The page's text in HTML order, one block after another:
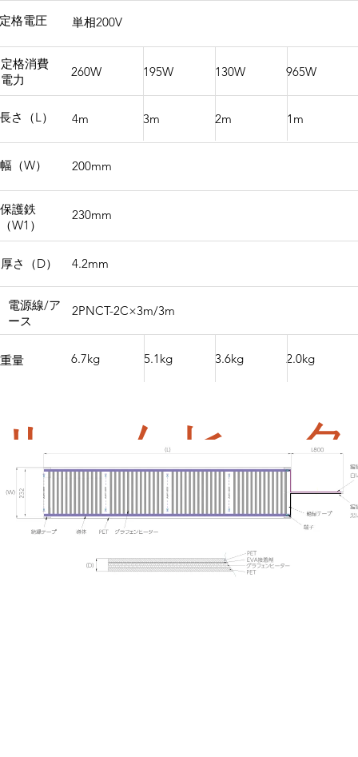
定格電圧
定格消費
電力
長さ（L）
保護鉄
（W1）
厚さ（D）
電源線/ア
ース
重量
幅（W）
単相200V
260W 195W 130W 965W
4m 3m 2m 1m
200mm
230mm
2PNCT-2C×3m/3m
6.7kg 5.1kg 3.6kg 2.0kg
4.2mm
ルームヒー